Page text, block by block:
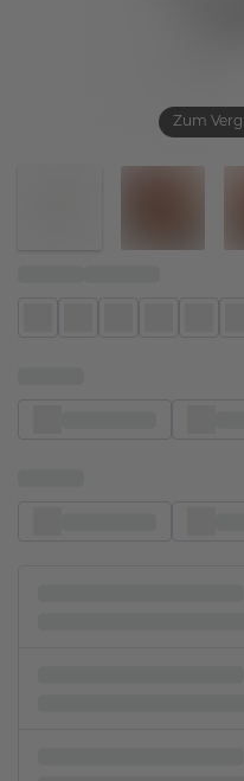
Zum